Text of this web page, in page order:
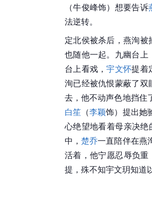
（牛俊峰饰）想要告诉
法逆转。
定北侯被杀后，燕洵被
也随他一起。九幽台
台上看戏，宇文怀提着
洵已经被仇恨蒙蔽了
去，他不动声色地挡住
白笙 （李颖饰）提出她
心绝望地看着母亲决
中，楚乔一直陪伴在燕
活着，他宁愿忍辱负
提，殊不知宇文玥知道